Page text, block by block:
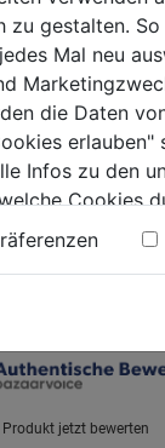
0.0 (0)
zu gestalten.
Mal neu
die Daten
Infos zu den
Cookies
du in